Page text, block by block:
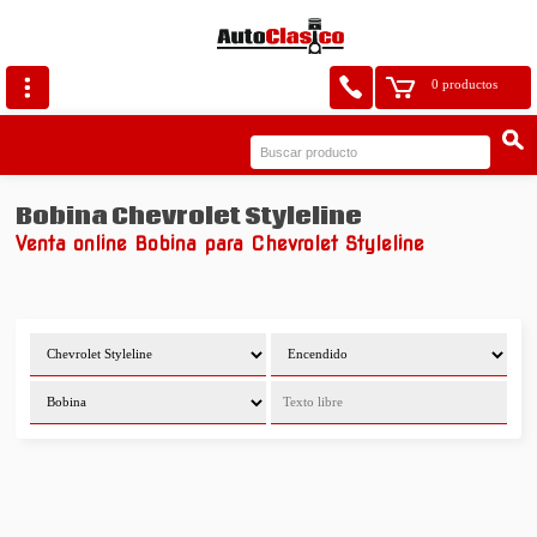
0 productos
Bobina Chevrolet Styleline
Venta online Bobina para Chevrolet Styleline